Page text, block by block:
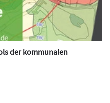
der kommunalen